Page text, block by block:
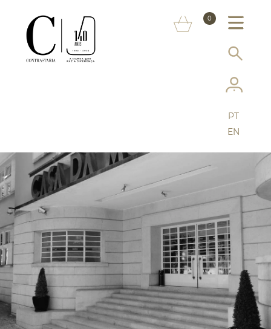
0
INFORMAÇÃO AO CONSUMIDOR
SERVIÇOS
MAIS CONTRASTARIA
FAQ
LOJA ONLINE
PT
EN